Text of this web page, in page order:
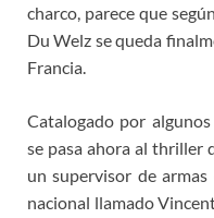
charco, parece que
Du Welz se queda
Francia.
Catalogado por
se pasa ahora al thriller
un supervisor de
nacional llamado